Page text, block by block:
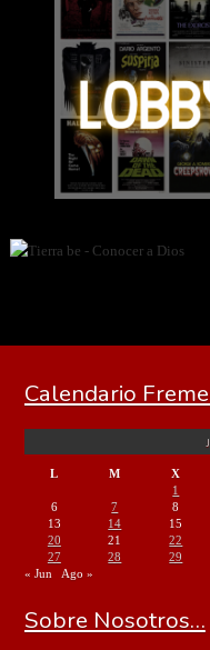
Calendario
L M X
1
6
7 8
13
14 15
20
21 22
27
28 29
« Jun
Ago »
Sobre Nosotros…